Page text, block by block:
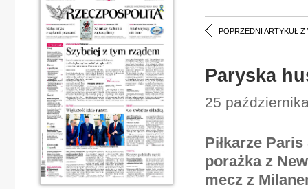
POPRZEDNI ARTYKUŁ Z
Paryska
25
Piłkarze
porażka z
mecz z